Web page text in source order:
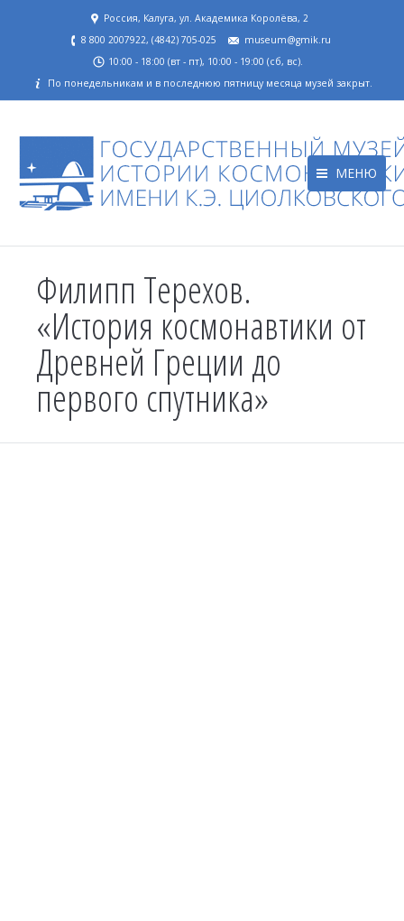
Россия, Калуга, ул. Академика Королёва, 2
8 800 2007922, (4842) 705-025
museum@gmik.ru
10:00 - 18:00 (вт - пт), 10:00 - 19:00 (сб, вс).
По понедельникам и в последнюю пятницу месяца музей закрыт.
МЕНЮ
Филипп Терехов.
«История космонавтики от
Древней Греции до
первого спутника»